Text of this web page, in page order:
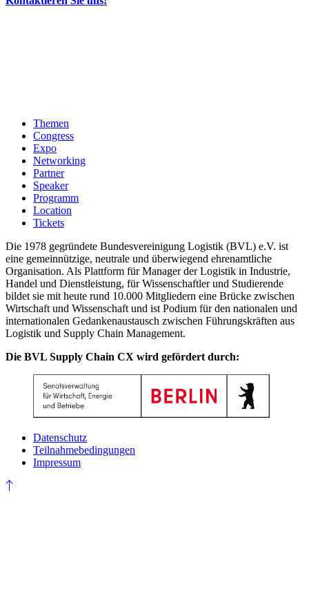
Themen
Congress
Expo
Networking
Partner
Speaker
Programm
Location
Tickets
Die 1978 gegründete Bundesvereinigung Logistik (BVL) e.V. ist
eine gemeinnützige, neutrale und überwiegend ehrenamtliche
Organisation. Als Plattform für Manager der Logistik in Industrie,
Handel und Dienstleistung, für Wissenschaftler und Studierende
bildet sie mit heute rund 10.000 Mitgliedern eine Brücke zwischen
Wirtschaft und Wissenschaft und ist Podium für den nationalen und
internationalen Gedankenaustausch zwischen Führungskräften aus
Logistik und Supply Chain Management.
Die BVL Supply Chain CX wird gefördert durch:
Datenschutz
Teilnahmebedingungen
Impressum